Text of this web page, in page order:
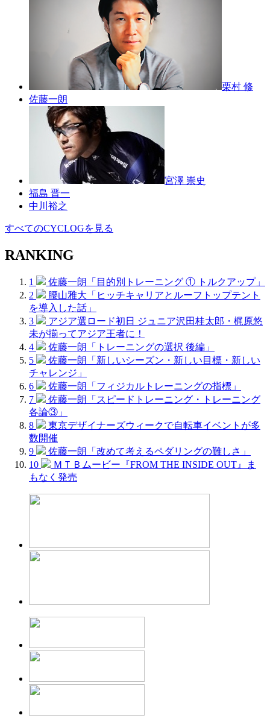
栗村 修
佐藤一朗
宮澤 崇史
福島 晋一
中川裕之
すべてのCYCLOGを見る
RANKING
1
佐藤一朗「目的別トレーニング ① トルクアップ」
2
腰山雅大「ヒッチキャリアとルーフトップテント
を導入した話」
3
アジア選ロード初日 ジュニア沢田桂太郎・梶原悠
未が揃ってアジア王者に！
4
佐藤一朗「トレーニングの選択 後編」
5
佐藤一朗「新しいシーズン・新しい目標・新しい
チャレンジ」
6
佐藤一朗「フィジカルトレーニングの指標」
7
佐藤一朗「スピードトレーニング・トレーニング
各論③」
8
東京デザイナーズウィークで自転車イベントが多
数開催
9
佐藤一朗「改めて考えるペダリングの難しさ」
10
ＭＴＢムービー『FROM THE INSIDE OUT』ま
もなく発売